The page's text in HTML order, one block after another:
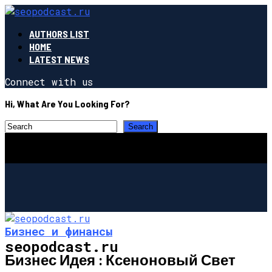
AUTHORS LIST
HOME
LATEST NEWS
Connect with us
Hi, What Are You Looking For?
seopodcast.ru
Бизнес и финансы
Бизнес Идея : Ксеноновый Свет